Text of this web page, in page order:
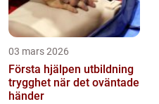
03 mars 2026
Första hjälpen utbildning
trygghet när det oväntade
händer